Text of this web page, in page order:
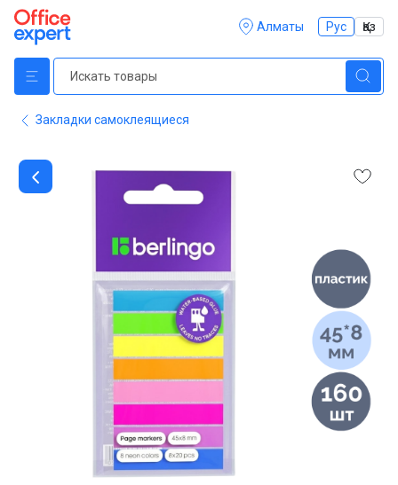
Алматы Рус Қаз
Закладки самоклеящиеся